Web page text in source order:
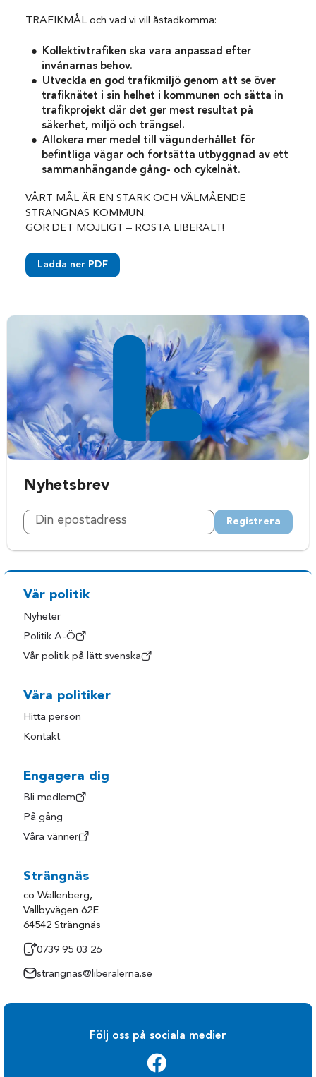
TRAFIKMÅL och vad vi vill åstadkomma:
Kollektivtrafiken ska vara anpassad efter
invånarnas behov.
Utveckla en god trafikmiljö genom att se över
trafiknätet i sin helhet i kommunen och sätta in
trafikprojekt där det ger mest resultat på
säkerhet, miljö och trängsel.
Allokera mer medel till vägunderhållet för
befintliga vägar och fortsätta utbyggnad av ett
sammanhängande gång- och cykelnät.
VÅRT MÅL ÄR EN STARK OCH VÄLMÅENDE
STRÄNGNÄS KOMMUN.
GÖR DET MÖJLIGT – RÖSTA LIBERALT!
Ladda ner PDF
Nyhetsbrev
Registrera
Vår politik
Nyheter
Politik A-Ö
Vår politik på lätt svenska
Våra politiker
Hitta person
Kontakt
Engagera dig
Bli medlem
På gång
Våra vänner
Strängnäs
co Wallenberg,
Vallbyvägen 62E
64542 Strängnäs
0739 95 03 26
strangnas@liberalerna.se
Följ oss på sociala medier